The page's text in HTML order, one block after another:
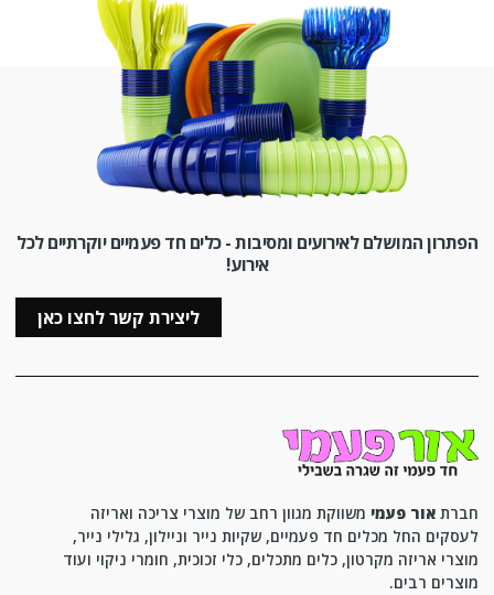
הפתרון המושלם לאירועים ומסיבות - כלים חד פעמיים יוקרתיים לכל
אירוע!
ליצירת קשר לחצו כאן
חברת אור פעמי משווקת מגוון רחב של מוצרי צריכה ואריזה
לעסקים החל מכלים חד פעמיים, שקיות נייר וניילון, גלילי נייר,
מוצרי אריזה מקרטון, כלים מתכלים, כלי זכוכית, חומרי ניקוי ועוד
מוצרים רבים.